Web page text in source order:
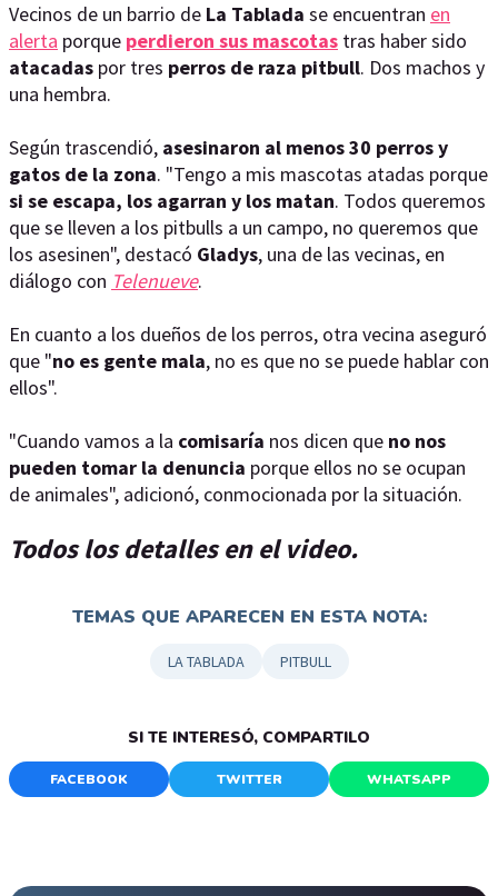
Vecinos de un barrio de La Tablada se encuentran en
alerta porque perdieron sus mascotas tras haber sido
atacadas por tres perros de raza pitbull. Dos machos y
una hembra.
Según trascendió, asesinaron al menos 30 perros y
gatos de la zona. "Tengo a mis mascotas atadas porque
si se escapa, los agarran y los matan. Todos queremos
que se lleven a los pitbulls a un campo, no queremos que
los asesinen", destacó Gladys, una de las vecinas, en
diálogo con Telenueve.
En cuanto a los dueños de los perros, otra vecina aseguró
que "no es gente mala, no es que no se puede hablar con
ellos".
"Cuando vamos a la comisaría nos dicen que no nos
pueden tomar la denuncia porque ellos no se ocupan
de animales", adicionó, conmocionada por la situación.
Todos los detalles en el video.
TEMAS QUE APARECEN EN ESTA NOTA:
LA TABLADA PITBULL
SI TE INTERESÓ, COMPARTILO
FACEBOOK TWITTER WHATSAPP